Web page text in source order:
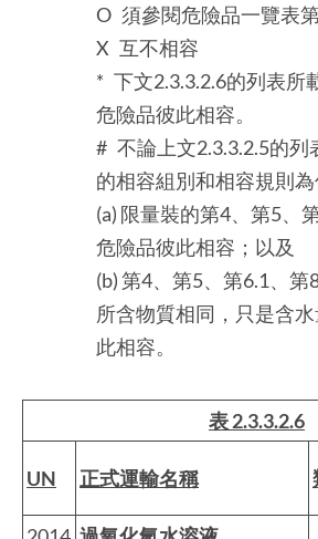
O 須參閱危險品一覽表
X 互不相容
* 下文2.3.3.2.6的列表所
危險品彼此相容。
# 不論上文2.3.3.2.5的列
的相容組別和相容規則為
(a) 限量裝的第4、第5、
危險品彼此相容；以及
(b) 第4、第5、第6.1、
所含物質相同，只是含
此相容。
表 2.3.3.2.6
UN 正式運輸名稱